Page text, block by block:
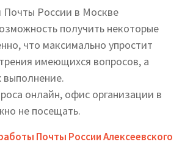
Почты России в Москве
получить некоторые
что максимально упростит
имеющихся вопросов, а
выполнение.
онлайн, офис организации в
не посещать.
Почты России Алексеевского